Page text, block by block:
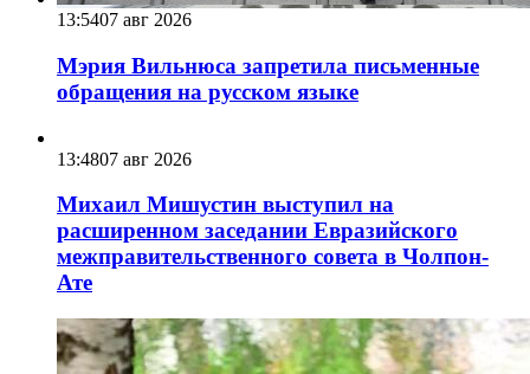
13:5407 авг 2026
Мэрия Вильнюса запретила письменные
обращения на русском языке
13:4807 авг 2026
Михаил Мишустин выступил на
расширенном заседании Евразийского
межправительственного совета в Чолпон-
Ате